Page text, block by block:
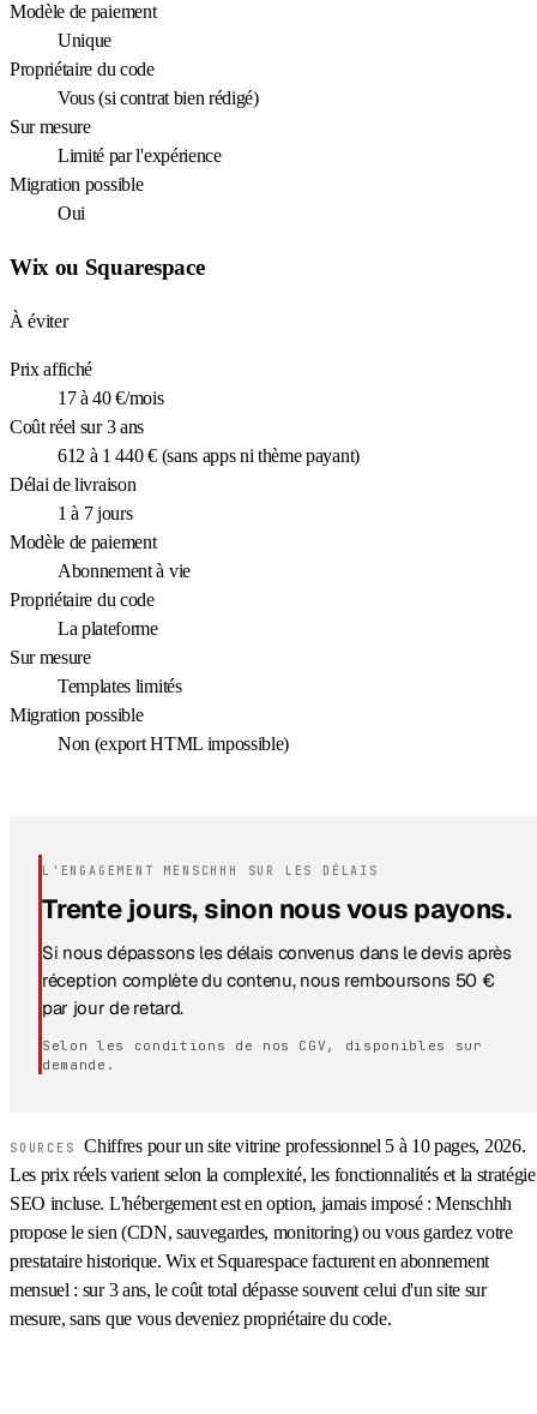
Modèle de paiement
Unique
Propriétaire du code
Vous (si contrat bien rédigé)
Sur mesure
Limité par l'expérience
Migration possible
Oui
Wix ou Squarespace
À éviter
Prix affiché
17 à 40 €/mois
Coût réel sur 3 ans
612 à 1 440 € (sans apps ni thème payant)
Délai de livraison
1 à 7 jours
Modèle de paiement
Abonnement à vie
Propriétaire du code
La plateforme
Sur mesure
Templates limités
Migration possible
Non (export HTML impossible)
L'ENGAGEMENT MENSCHHH SUR LES DÉLAIS
Trente jours, sinon nous vous payons.
Si nous dépassons les délais convenus dans le devis après
réception complète du contenu, nous remboursons 50 €
par jour de retard.
Selon les conditions de nos CGV, disponibles sur
demande.
SOURCESChiffres pour un site vitrine professionnel 5 à 10 pages, 2026.
Les prix réels varient selon la complexité, les fonctionnalités et la stratégie
SEO incluse. L'hébergement est en option, jamais imposé : Menschhh
propose le sien (CDN, sauvegardes, monitoring) ou vous gardez votre
prestataire historique. Wix et Squarespace facturent en abonnement
mensuel : sur 3 ans, le coût total dépasse souvent celui d'un site sur
mesure, sans que vous deveniez propriétaire du code.